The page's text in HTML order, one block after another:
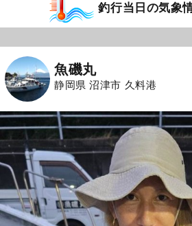
釣行当日の気象
魚磯丸
静岡県 沼津市 久料港